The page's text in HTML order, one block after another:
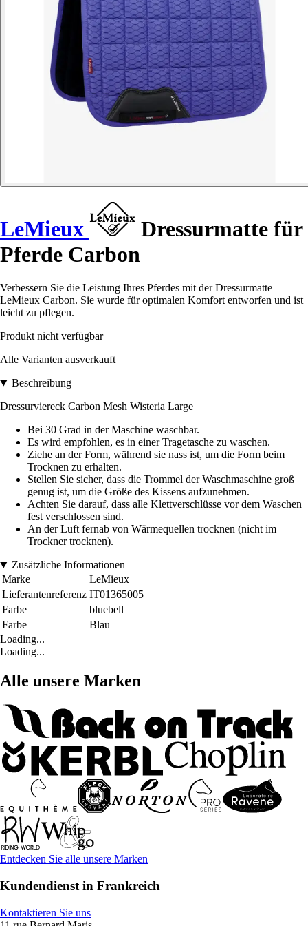
LeMieux
Dressurmatte für
Pferde Carbon
Verbessern Sie die Leistung Ihres Pferdes mit der Dressurmatte
LeMieux Carbon. Sie wurde für optimalen Komfort entworfen und ist
leicht zu pflegen.
Produkt nicht verfügbar
Alle Varianten ausverkauft
Beschreibung
Dressurviereck Carbon Mesh Wisteria Large
Bei 30 Grad in der Maschine waschbar.
Es wird empfohlen, es in einer Tragetasche zu waschen.
Ziehe an der Form, während sie nass ist, um die Form beim
Trocknen zu erhalten.
Stellen Sie sicher, dass die Trommel der Waschmaschine groß
genug ist, um die Größe des Kissens aufzunehmen.
Achten Sie darauf, dass alle Klettverschlüsse vor dem Waschen
fest verschlossen sind.
An der Luft fernab von Wärmequellen trocknen (nicht im
Trockner trocknen).
Zusätzliche Informationen
Marke
LeMieux
Lieferantenreferenz IT01365005
Farbe
bluebell
Farbe
Blau
Loading...
Loading...
Alle unsere Marken
Entdecken Sie alle unsere Marken
Kundendienst in Frankreich
Kontaktieren Sie uns